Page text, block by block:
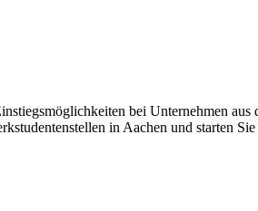
bei Unternehmen aus
in Aachen und starten